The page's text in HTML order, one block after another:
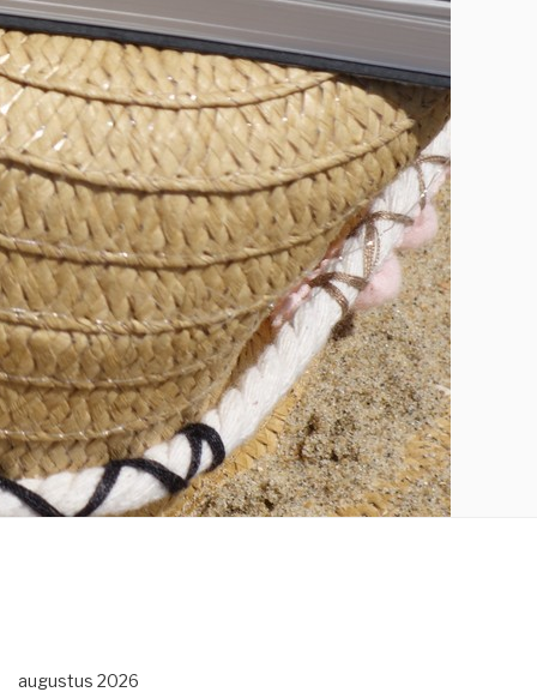
augustus 2026